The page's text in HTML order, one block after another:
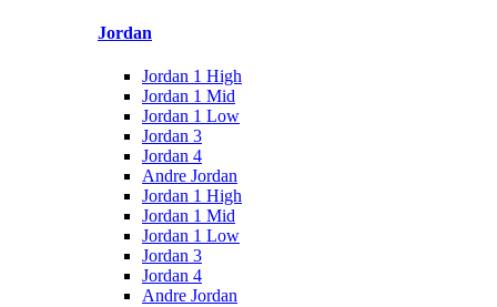
Jordan
Jordan 1 High
Jordan 1 Mid
Jordan 1 Low
Jordan 3
Jordan 4
Andre Jordan
Jordan 1 High
Jordan 1 Mid
Jordan 1 Low
Jordan 3
Jordan 4
Andre Jordan